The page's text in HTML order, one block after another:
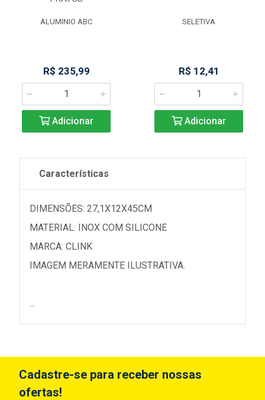
ALUMINIO ABC
R$ 235,99
Adicionar
SELETIVA
R$ 12,41
Adicionar
Características
DIMENSÕES: 27,1X12X45CM
MATERIAL: INOX COM SILICONE
MARCA: CLINK
IMAGEM MERAMENTE ILUSTRATIVA.
Cadastre-se para receber nossas
ofertas!